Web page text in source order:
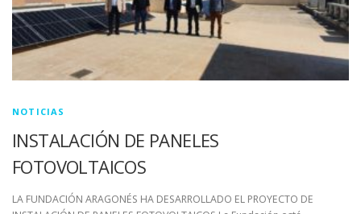
NOTICIAS
INSTALACIÓN DE PANELES
FOTOVOLTAICOS
LA FUNDACIÓN ARAGONÉS HA DESARROLLADO EL PROYECTO DE